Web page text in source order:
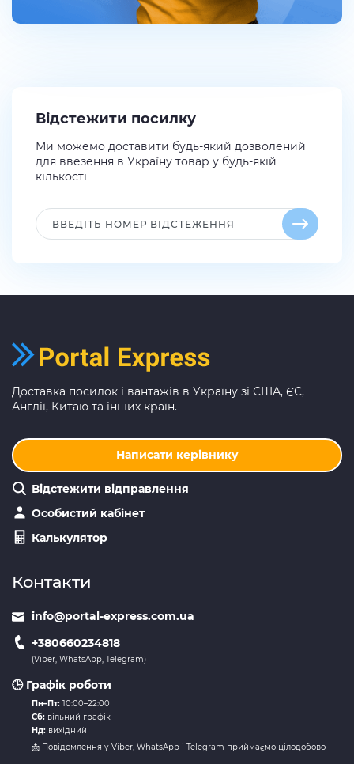
Відстежити посилку
Ми можемо доставити будь-який дозволений
для ввезення в Україну товар у будь-якій
кількості
Доставка посилок і вантажів в Україну зі США, ЄС,
Англії, Китаю та інших країн.
Написати керівнику
Відстежити відправлення
Особистий кабінет
Калькулятор
Контакти
info@portal-express.com.ua
+380660234818
(Viber, WhatsApp, Telegram)
🕒 Графік роботи
Пн–Пт: 10:00–22:00
Сб: вільний графік
Нд: вихідний
📩 Повідомлення у Viber, WhatsApp і Telegram приймаємо цілодобово